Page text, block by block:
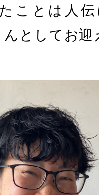
ことは人
としてお